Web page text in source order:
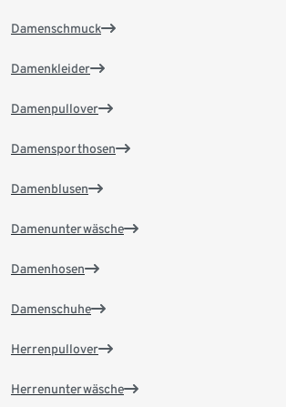
Damenschmuck
Damenkleider
Damenpullover
Damensporthosen
Damenblusen
Damenunterwäsche
Damenhosen
Damenschuhe
Herrenpullover
Herrenunterwäsche